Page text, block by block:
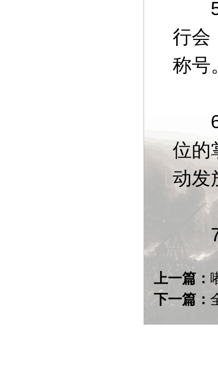
5
行会
称号
6
位的
动发
7
上一篇：
下一篇：